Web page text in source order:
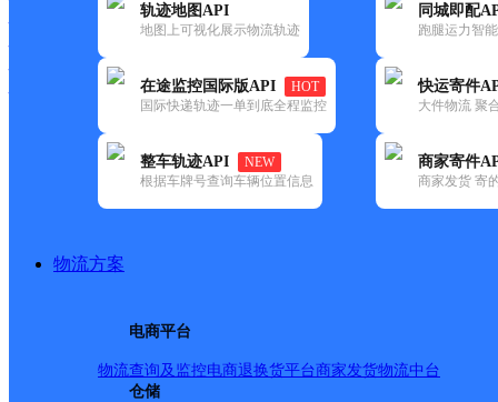
轨迹地图API
地图上可视化展示物流轨迹
在途监控国际版API
HOT
国际快递轨迹一单到底全程监控
整车轨迹API
NEW
根据车牌号查询车辆位置信息
同城即配
跑腿运力智
快运寄件
大件物流 聚
商家寄件
商家发货 寄
物流方案
电商平台
物流查询及监控电商退换货平台商家发货物流中台
仓储
城市：昭通市 ✕ 地区：彝良县 ✕ 清空已选
速递(36) 中通快递(11)
彝良县,昭通市,快递网点